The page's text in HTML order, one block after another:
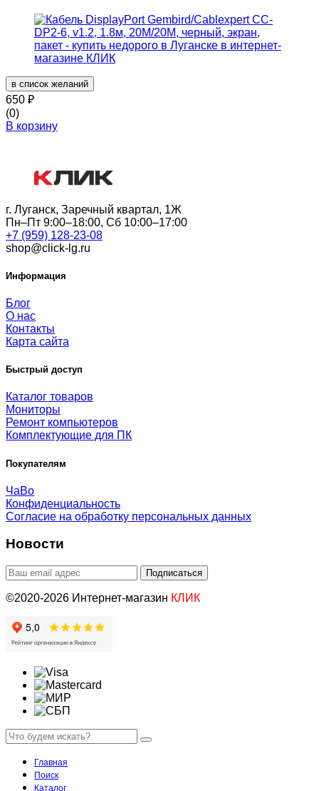
в список желаний
650 ₽
(0)
В корзину
г. Луганск, Заречный квартал, 1Ж
Пн–Пт 9:00–18:00, Сб 10:00–17:00
+7 (959) 128-23-08
shop@click-lg.ru
Информация
Блог
О нас
Контакты
Карта сайта
Быстрый доступ
Каталог товаров
Мониторы
Ремонт компьютеров
Комплектующие для ПК
Покупателям
ЧаВо
Конфиденциальность
Согласие на обработку персональных данных
Новости
©2020-2026 Интернет-магазин КЛИК
Главная
Поиск
Каталог